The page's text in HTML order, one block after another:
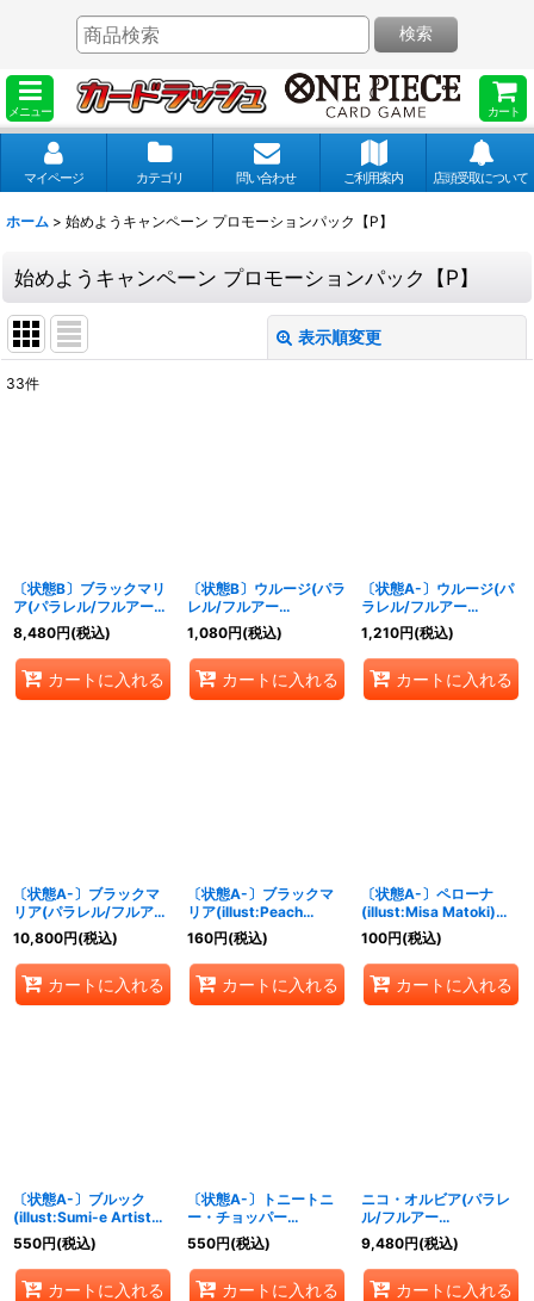
メニュー カート
検索
マイページ カテゴリ 問い合わせ ご利用案内 店頭受取について
ホーム > 始めようキャンペーン プロモーションパック【P】
始めようキャンペーン プロモーションパック【P】
表示順変更
33件
〔状態B〕ブラックマリ
ア(パラレル/フルアー
ト/illust:Peach
Momoko)【SR/P】
{OP08-074}
8,480円(税込)
カートに入れる
〔状態B〕ウルージ(パラ
レル/フルアー
ト/illust:HISASHI
HUJIWARA)【R/P】
{OP07-021}
1,080円(税込)
カートに入れる
〔状態A-〕ウルージ(パ
ラレル/フルアー
ト/illust:HISASHI
HUJIWARA)【R/P】
{OP07-021}
1,210円(税込)
カートに入れる
〔状態A-〕ブラックマ
リア(パラレル/フルアー
ト/illust:Peach
Momoko)【SR/P】
{OP08-074}
10,800円(税込)
カートに入れる
〔状態A-〕ブラックマ
リア(illust:Peach
Momoko)【SR】
{OP08-074}
160円(税込)
カートに入れる
〔状態A-〕ペローナ
(illust:Misa Matoki)
【UC】{OP01-077}
100円(税込)
カートに入れる
〔状態A-〕ブルック
(illust:Sumi-e Artist
OKAZU)【SR】{EB01-
046}
550円(税込)
カートに入れる
〔状態A-〕トニートニ
ー・チョッパー
(illust:Misa Matoki)
【SR】{EB01-006}
550円(税込)
カートに入れる
ニコ・オルビア(パラレ
ル/フルアー
ト/illust:Nico-Tine)
【C/P】{OP09-106}
9,480円(税込)
カートに入れる